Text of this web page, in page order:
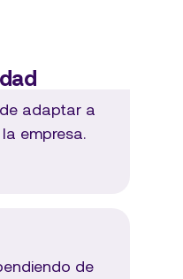
adaptar a
empresa.
de